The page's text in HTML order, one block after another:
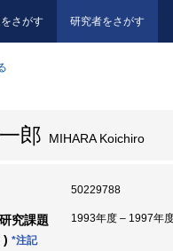
さがす 研究者をさがす
郎 MIHARA Koichiro
50229788
究課題
) *注記
1993年度 – 1997年